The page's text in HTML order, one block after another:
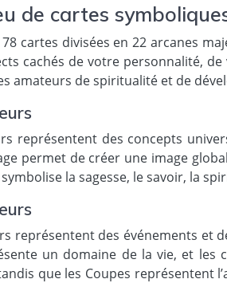
de cartes
cartes divisées en 22 arcanes
cachés de votre personnalité,
amateurs de spiritualité et de
représentent des concepts
permet de créer une image
la sagesse, le savoir, la
représentent des événements et
un domaine de la vie, et les
que les Coupes représentent